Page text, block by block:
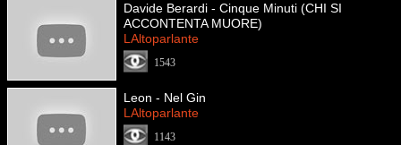
Davide Berardi - Cinque Minuti (CHI SI
ACCONTENTA MUORE)
LAltoparlante
1543
Leon - Nel Gin
LAltoparlante
1143